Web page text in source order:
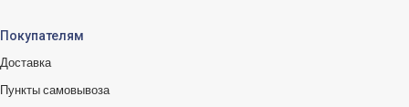
Покупателям
Доставка
Пункты самовывоза